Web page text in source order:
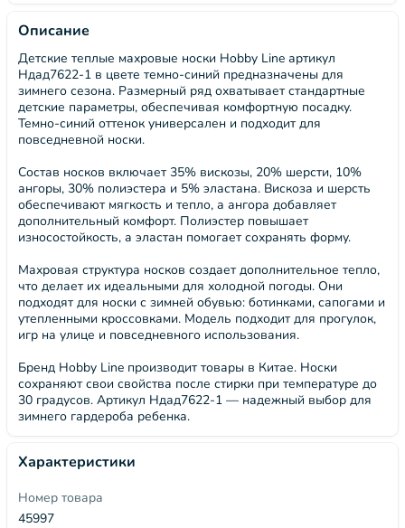
Описание
Детские теплые махровые носки Hobby Line артикул
Ндад7622-1 в цвете темно-синий предназначены для
зимнего сезона. Размерный ряд охватывает стандартные
детские параметры, обеспечивая комфортную посадку.
Темно-синий оттенок универсален и подходит для
повседневной носки.
Состав носков включает 35% вискозы, 20% шерсти, 10%
ангоры, 30% полиэстера и 5% эластана. Вискоза и шерсть
обеспечивают мягкость и тепло, а ангора добавляет
дополнительный комфорт. Полиэстер повышает
износостойкость, а эластан помогает сохранять форму.
Махровая структура носков создает дополнительное тепло,
что делает их идеальными для холодной погоды. Они
подходят для носки с зимней обувью: ботинками, сапогами и
утепленными кроссовками. Модель подходит для прогулок,
игр на улице и повседневного использования.
Бренд Hobby Line производит товары в Китае. Носки
сохраняют свои свойства после стирки при температуре до
30 градусов. Артикул Ндад7622-1 — надежный выбор для
зимнего гардероба ребенка.
Характеристики
Номер товара
45997